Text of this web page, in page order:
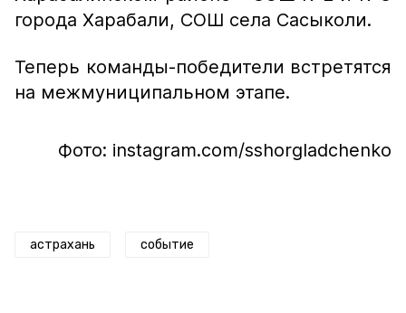
города Харабали, СОШ села Сасыколи.
Теперь команды-победители встретятся
на межмуниципальном этапе.
Фото: instagram.com/sshorgladchenko
астрахань событие